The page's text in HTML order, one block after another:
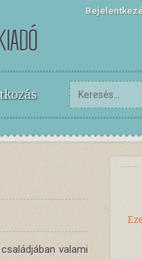
valami